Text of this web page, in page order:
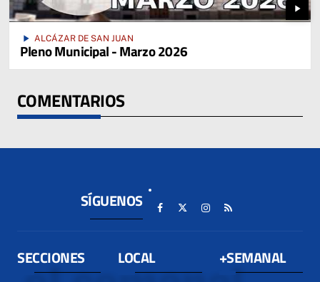
play_arrow
play_arrow ALCÁZAR DE SAN JUAN
Pleno Municipal - Marzo 2026
COMENTARIOS
SÍGUENOS
SECCIONES LOCAL +SEMANAL